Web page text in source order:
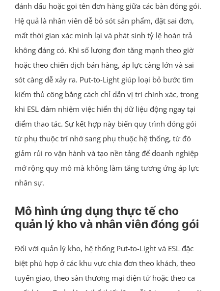
đánh dấu hoặc gọi tên đơn hàng giữa các bàn đóng gói.
Hệ quả là nhân viên dễ bỏ sót sản phẩm, đặt sai đơn,
mất thời gian xác minh lại và phát sinh tỷ lệ hoàn trả
không đáng có. Khi số lượng đơn tăng mạnh theo giờ
hoặc theo chiến dịch bán hàng, áp lực càng lớn và sai
sót càng dễ xảy ra. Put-to-Light giúp loại bỏ bước tìm
kiếm thủ công bằng cách chỉ dẫn vị trí chính xác, trong
khi ESL đảm nhiệm việc hiển thị dữ liệu động ngay tại
điểm thao tác. Sự kết hợp này biến quy trình đóng gói
từ phụ thuộc trí nhớ sang phụ thuộc hệ thống, từ đó
giảm rủi ro vận hành và tạo nền tảng để doanh nghiệp
mở rộng quy mô mà không làm tăng tương ứng áp lực
nhân sự.
Mô hình ứng dụng thực tế cho
quản lý kho và nhân viên đóng gói
Đối với quản lý kho, hệ thống Put-to-Light và ESL đặc
biệt phù hợp ở các khu vực chia đơn theo khách, theo
tuyến giao, theo sàn thương mại điện tử hoặc theo ca